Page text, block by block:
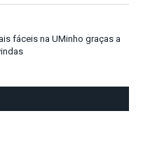
fáceis na UMinho graças a